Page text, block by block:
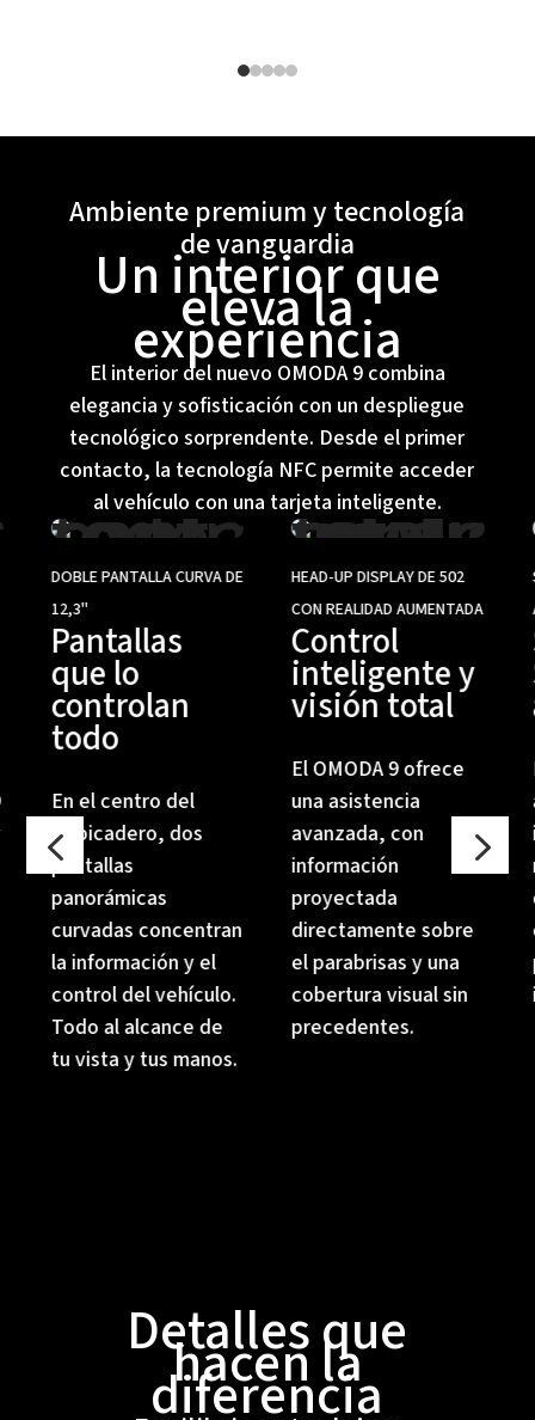
Ambiente premium y tecnología
de vanguardia
Un interior que
eleva la
experiencia
El interior del nuevo OMODA 9 combina
elegancia y sofisticación con un despliegue
tecnológico sorprendente. Desde el primer
contacto, la tecnología NFC permite acceder
al vehículo con una tarjeta inteligente.
DOBLE PANTALLA CURVA DE
12,3"
Pantallas
que lo
controlan
todo
En el centro del
salpicadero, dos
pantallas
panorámicas
curvadas concentran
la información y el
control del vehículo.
Todo al alcance de
tu vista y tus manos.
HEAD-UP DISPLAY DE 502
CON REALIDAD AUMENTADA
Control
inteligente y
visión total
El OMODA 9 ofrece
una asistencia
avanzada, con
información
proyectada
directamente sobre
el parabrisas y una
cobertura visual sin
precedentes.
4 5
Detalles que
hacen la
diferencia